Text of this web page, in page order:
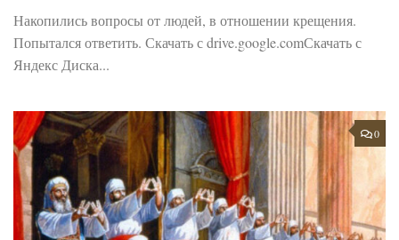
Накопились вопросы от людей, в отношении крещения.
Попытался ответить. Скачать с drive.google.comСкачать с
Яндекс Диска...
0